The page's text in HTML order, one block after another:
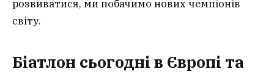
розвиватися, ми побачимо нових чемпіонів
світу.
Біатлон сьогодні в Європі та